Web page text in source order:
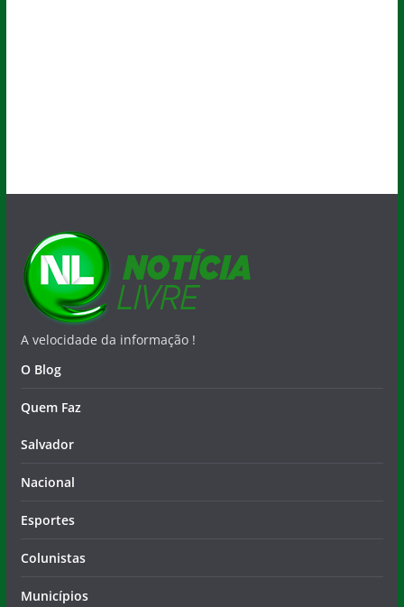
A velocidade da informação !
O Blog
Quem Faz
Salvador
Nacional
Esportes
Colunistas
Municípios